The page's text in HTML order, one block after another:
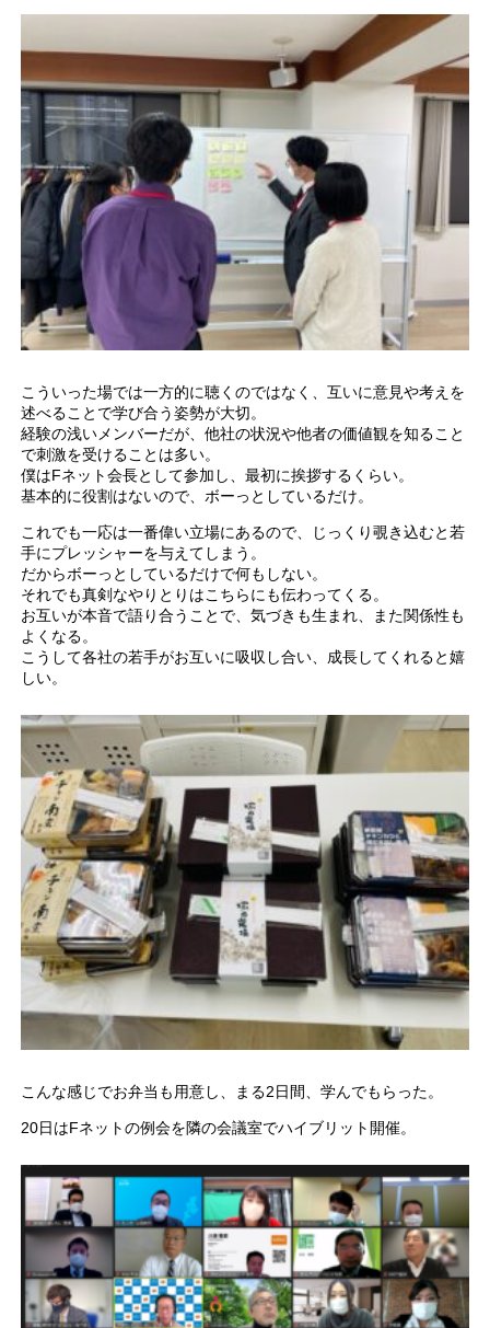
こういった場では一方的に聴くのではなく、互いに意見や考えを
述べることで学び合う姿勢が大切。
経験の浅いメンバーだが、他社の状況や他者の価値観を知ること
で刺激を受けることは多い。
僕はFネット会長として参加し、最初に挨拶するくらい。
基本的に役割はないので、ボーっとしているだけ。
これでも一応は一番偉い立場にあるので、じっくり覗き込むと若
手にプレッシャーを与えてしまう。
だからボーっとしているだけで何もしない。
それでも真剣なやりとりはこちらにも伝わってくる。
お互いが本音で語り合うことで、気づきも生まれ、また関係性も
よくなる。
こうして各社の若手がお互いに吸収し合い、成長してくれると嬉
しい。
こんな感じでお弁当も用意し、まる2日間、学んでもらった。
20日はFネットの例会を隣の会議室でハイブリット開催。